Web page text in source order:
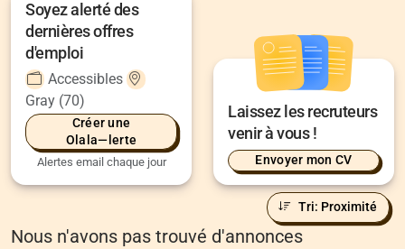
Soyez alerté des
dernières offres
d'emploi
Accessibles
Gray (70)
Créer une
Olala—lerte
Alertes email chaque jour
Laissez les recruteurs
venir à vous !
Envoyer mon CV
Tri: Proximité
Nous n'avons pas trouvé d'annonces